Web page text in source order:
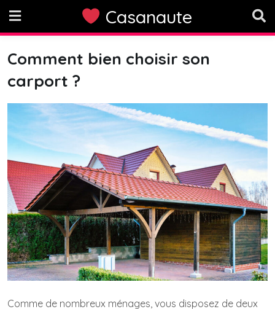
content
Casanaute
Comment bien choisir son
carport ?
Comme de nombreux ménages, vous disposez de deux